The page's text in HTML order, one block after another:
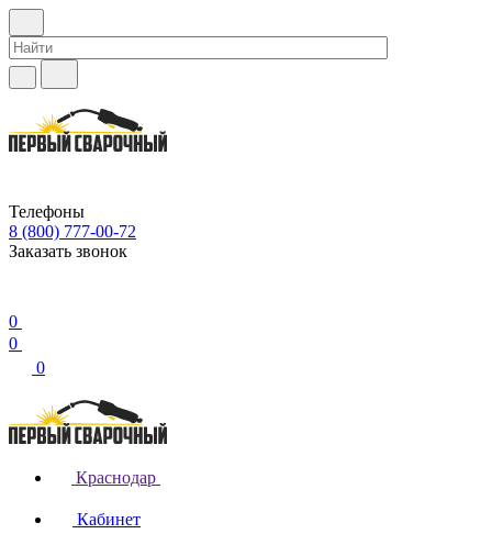
Телефоны
8 (800) 777-00-72
Заказать звонок
0
0
0
Краснодар
Кабинет